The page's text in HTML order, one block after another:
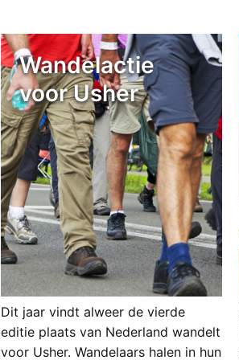
Wandelactie
voor Usher
Dit jaar vindt alweer de vierde
editie plaats van Nederland wandelt
voor Usher. Wandelaars halen in hun